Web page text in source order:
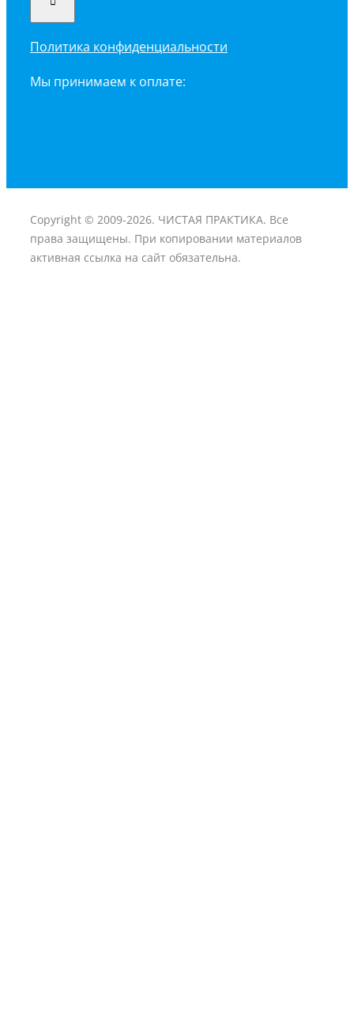
Политика конфиденциальности
Мы принимаем к оплате:
Copyright © 2009-2026. ЧИСТАЯ ПРАКТИКА. Все
права защищены. При копировании материалов
активная ссылка на сайт обязательна.